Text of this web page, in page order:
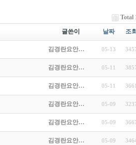
Total
글쓴이 날짜 조회
김경란요안… 05-13
김경란요안… 05-11
김경란요안… 05-11 3661
김경란요안… 05-09
김경란요안… 05-09
김경란요안… 05-09